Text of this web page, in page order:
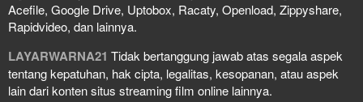
Acefile, Google Drive, Uptobox, Racaty, Openload, Zippyshare,
Rapidvideo, dan lainnya.
LAYARWARNA21 Tidak bertanggung jawab atas segala aspek
tentang kepatuhan, hak cipta, legalitas, kesopanan, atau aspek
lain dari konten situs streaming film online lainnya.